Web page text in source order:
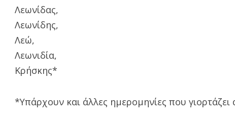
Λεωνίδας,
Λεωνίδης,
Λεώ,
Λεωνιδία,
Κρήσκης*
*Υπάρχουν και άλλες ημερομηνίες που